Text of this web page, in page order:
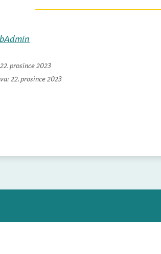
22. prosince 2023
22. prosince 2023